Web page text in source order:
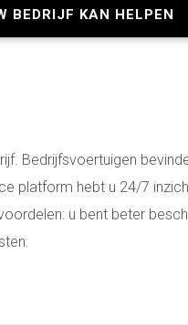
BEDRIJF KAN HELPEN
Bedrijfsvoertuigen
platform hebt u 24/7
u bent beter